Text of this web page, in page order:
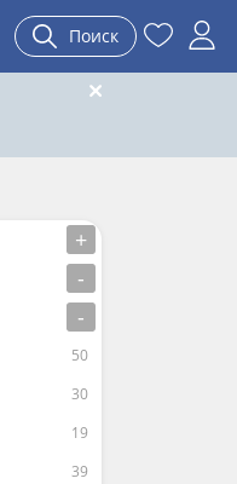
Поиск